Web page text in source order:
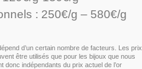
: 250€/g – 580€/g
d’un certain nombre de facteurs. Les prix
être utilisés que pour les bijoux que nous
donc indépendants du prix actuel de l’or